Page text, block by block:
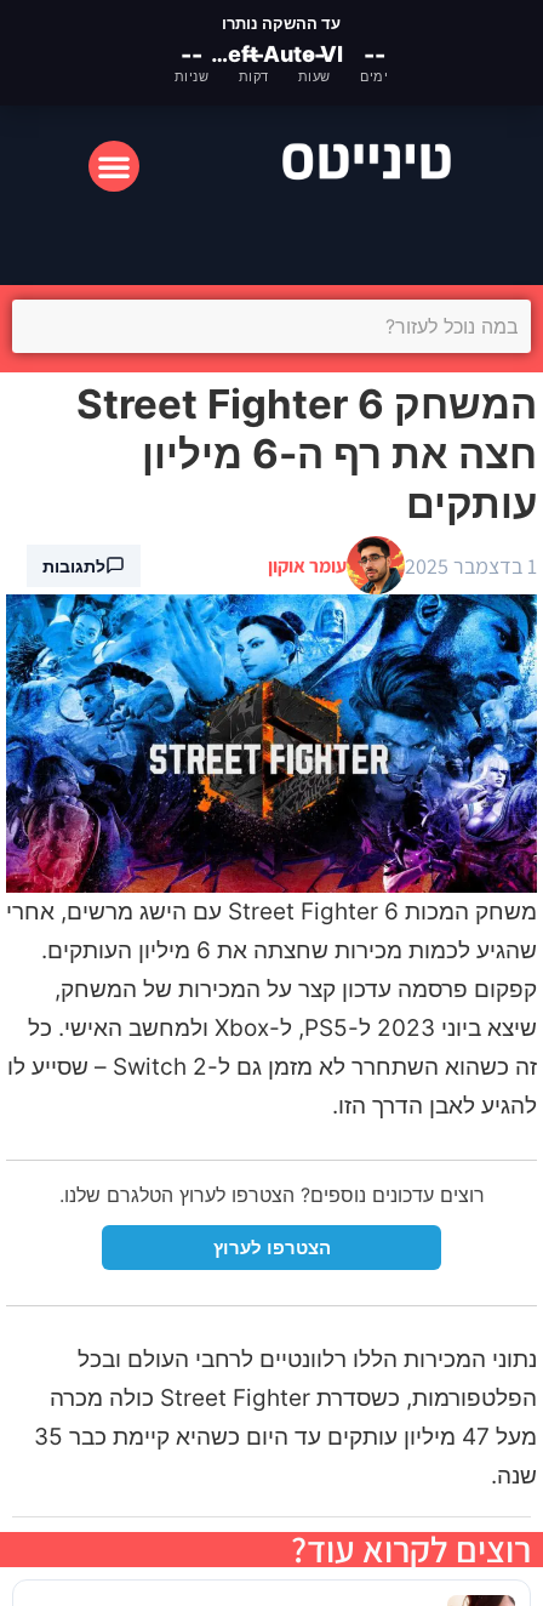
עד ההשקה נותרו
Grand Theft Auto VI --
ימים
--
שעות
--
דקות
--
שניות
המשחק Street Fighter 6
חצה את רף ה-6 מיליון
עותקים
1 בדצמבר 2025 עומר אוקון לתגובות
משחק המכות Street Fighter 6 עם הישג מרשים, אחרי
שהגיע לכמות מכירות שחצתה את 6 מיליון העותקים.
קפקום פרסמה עדכון קצר על המכירות של המשחק,
שיצא ביוני 2023 ל-PS5, ל-Xbox ולמחשב האישי. כל
זה כשהוא השתחרר לא מזמן גם ל-Switch 2 – שסייע לו
להגיע לאבן הדרך הזו.
רוצים עדכונים נוספים? הצטרפו לערוץ הטלגרם שלנו.
הצטרפו לערוץ
נתוני המכירות הללו רלוונטיים לרחבי העולם ובכל
הפלטפורמות, כשסדרת Street Fighter כולה מכרה
מעל 47 מיליון עותקים עד היום כשהיא קיימת כבר 35
שנה.
רוצים לקרוא עוד?